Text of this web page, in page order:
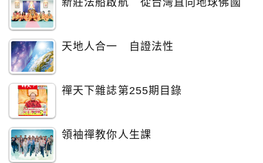
新莊法船啟航 從台灣直向地球佛國
天地人合一 自證法性
禪天下雜誌第255期目錄
領袖禪教你人生課